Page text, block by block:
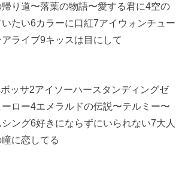
り道〜落葉の物語〜愛する君に4空の
たい6カラーに口紅7アイウォンチュー
ライブ9キッスは目にして
ッサ2アイソーハースタンディングゼ
ロー4エメラルドの伝説〜テルミー〜
ング6好きにならずにいられない7大人
に恋してる